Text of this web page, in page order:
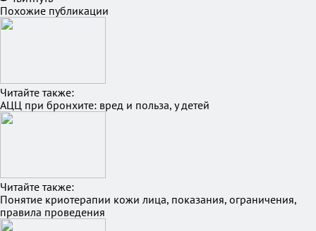
Похожие публикации
Читайте также:
АЦЦ при бронхите: вред и польза, у детей
Читайте также:
Понятие криотерапии кожи лица, показания, ограничения,
правила проведения